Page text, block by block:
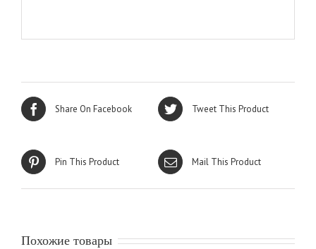
Share On Facebook Tweet This Product
Pin This Product Mail This Product
Похожие товары